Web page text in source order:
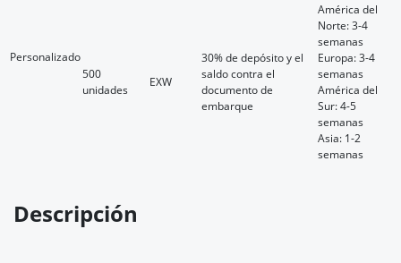
Personalizado
500
unidades
EXW
30% de depósito y el
saldo contra el
documento de
embarque
América del
Norte: 3-4
semanas
Europa: 3-4
semanas
América del
Sur: 4-5
semanas
Asia: 1-2
semanas
Descripción